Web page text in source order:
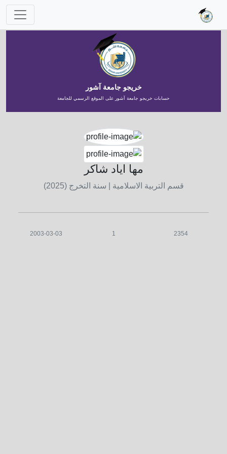
خريجو جامعة آشور
حسابات خريجو جامعة آشور على الموقع الرسمي للجامعة
مها اياد شاكر
قسم التربية الاسلامية | سنة التخرج (2025)
2354
1
2003-03-03